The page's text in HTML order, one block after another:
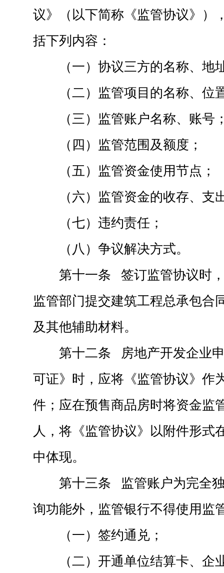
议》（以下简称《监管协议》）
括下列内容：
（一）协议三方的名称、地
（二）监管项目的名称、位
（三）监管账户名称、账号
（四）监管范围及额度；
（五）监管资金使用节点；
（六）监管资金的收存、支
（七）违约责任；
（八）争议解决方式。
第十一条 签订监管协议时
监管部门提交建筑工程总承包合
及其他辅助材料。
第十二条 房地产开发企业
可证》时，应将《监管协议》作
件；应在预售商品房时将资金监
人，将《监管协议》以附件形式
中体现。
第十三条 监管账户为完全
询功能外，监管银行不得使用监
（一）签约通兑；
（二）开通单位结算卡、